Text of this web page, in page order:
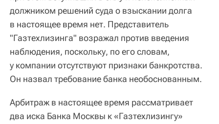
должником решений суда о взыскании долга
в настоящее время нет. Представитель
"Газтехлизинга" возражал против введения
наблюдения, поскольку, по его словам,
у компании отсутствуют признаки банкротства.
Он назвал требование банка необоснованным.
Арбитраж в настоящее время рассматривает
два иска Банка Москвы к «Газтехлизингу»